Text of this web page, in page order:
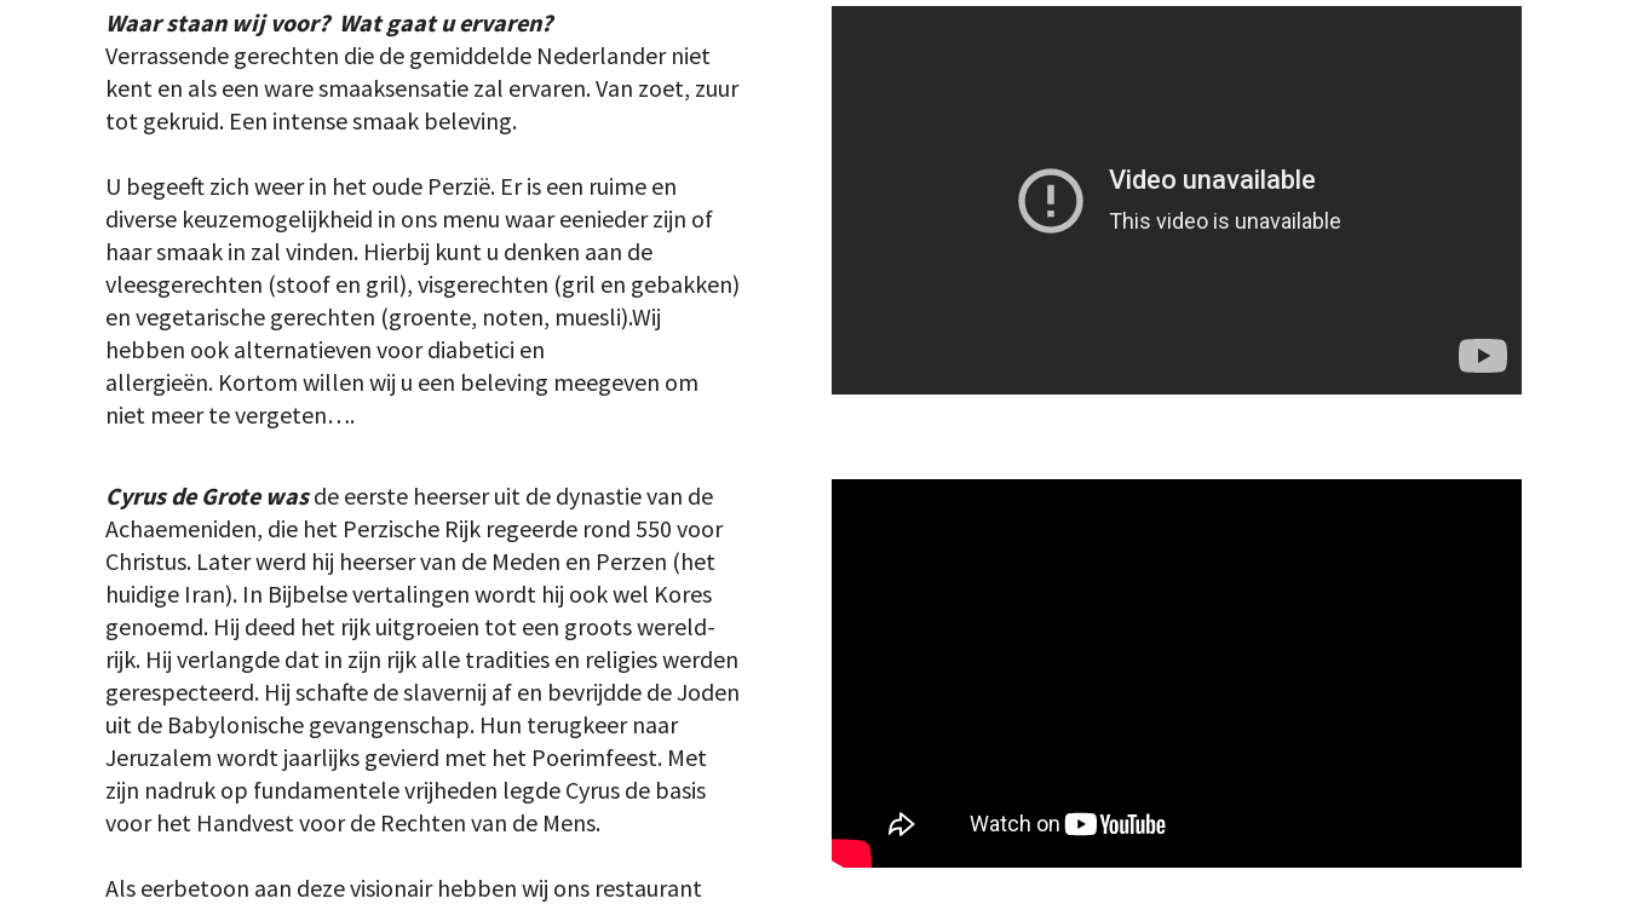
Waar staan wij voor? Wat gaat u ervaren?
Verrassende gerechten die de gemiddelde Nederlander niet
kent en als een ware smaaksensatie zal ervaren. Van zoet, zuur
tot gekruid. Een intense smaak beleving.
U begeeft zich weer in het oude Perzië. Er is een ruime en
diverse keuzemogelijkheid in ons menu waar eenieder zijn of
haar smaak in zal vinden. Hierbij kunt u denken aan de
vleesgerechten (stoof en gril), visgerechten (gril en gebakken)
en vegetarische gerechten (groente, noten, muesli).Wij
hebben ook alternatieven voor diabetici en
allergieën. Kortom willen wij u een beleving meegeven om
niet meer te vergeten….
Cyrus de Grote wasde eerste heerser uit de dynastie van de
Achaemeniden, die het Perzische Rijk regeerde rond 550 voor
Christus. Later werd hij heerser van de Meden en Perzen (het
huidige Iran). In Bijbelse vertalingen wordt hij ook wel Kores
genoemd. Hij deed het rijk uitgroeien tot een groots wereld-
rijk. Hij verlangde dat in zijn rijk alle tradities en religies werden
gerespecteerd. Hij schafte de slavernij af en bevrijdde de Joden
uit de Babylonische gevangenschap. Hun terugkeer naar
Jeruzalem wordt jaarlijks gevierd met het Poerimfeest. Met
zijn nadruk op fundamentele vrijheden legde Cyrus de basis
voor het Handvest voor de Rechten van de Mens.
Als eerbetoon aan deze visionair hebben wij ons restaurant